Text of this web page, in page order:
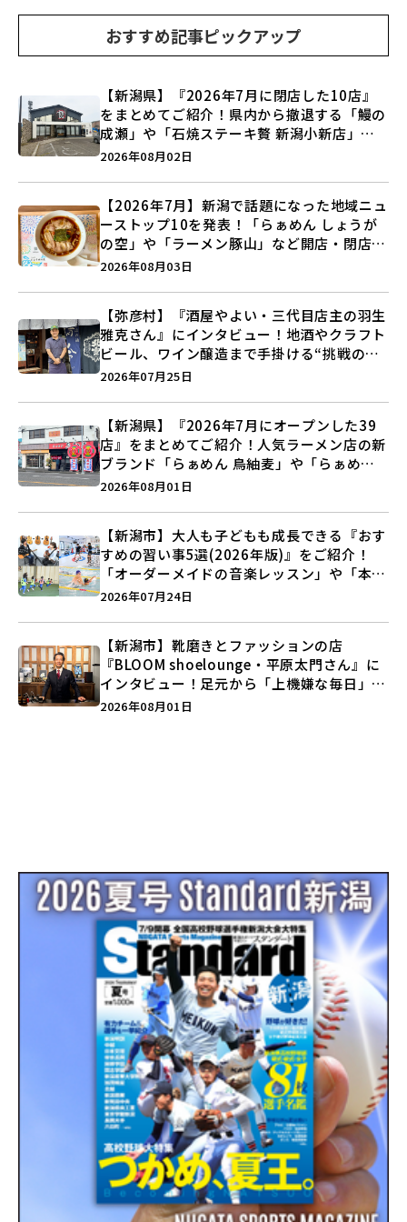
おすすめ記事ピックアップ
【新潟県】『2026年7月に閉店した10店』
をまとめてご紹介！県内から撤退する「鰻の
成瀬」や「石焼ステーキ贅 新潟小新店」が
営業に幕…。
2026年08月02日
【2026年7月】新潟で話題になった地域ニュ
ーストップ10を発表！「らぁめん しょうが
の空」や「ラーメン豚山」など開店・閉店の
注目記事をランキングでご紹介♪
2026年08月03日
【弥彦村】『酒屋やよい・三代目店主の羽生
雅克さん』にインタビュー！地酒やクラフト
ビール、ワイン醸造まで手掛ける“挑戦の歴
史”に迫る♪
2026年07月25日
【新潟県】『2026年7月にオープンした39
店』をまとめてご紹介！人気ラーメン店の新
ブランド「らぁめん 鳥紬麦」や「らぁめん
しょうがの空」など盛りだくさん♪
2026年08月01日
【新潟市】大人も子どもも成長できる『おす
すめの習い事5選(2026年版)』をご紹介！
「オーダーメイドの音楽レッスン」や「本格
キックボクシング」で新しい自分を見つけよ
2026年07月24日
【新潟市】靴磨きとファッションの店
『BLOOM shoelounge・平原太門さん』に
インタビュー！足元から「上機嫌な毎日」を
つくる装いの提案とは？
2026年08月01日